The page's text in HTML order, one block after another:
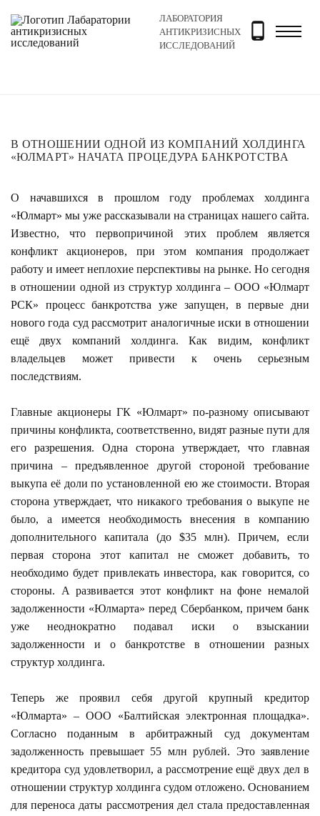
ЛАБОРАТОРИЯ
АНТИКРИЗИСНЫХ
ИССЛЕДОВАНИЙ
Главная Новости и блог Новости В отношении
В ОТНОШЕНИИ ОДНОЙ ИЗ КОМПАНИЙ ХОЛДИНГА
«ЮЛМАРТ» НАЧАТА ПРОЦЕДУРА БАНКРОТСТВА
О начавшихся в прошлом году проблемах холдинга
«Юлмарт» мы уже рассказывали на страницах нашего сайта.
Известно, что первопричиной этих проблем является
конфликт акционеров, при этом компания продолжает
работу и имеет неплохие перспективы на рынке. Но сегодня
в отношении одной из структур холдинга – ООО «Юлмарт
РСК» процесс банкротства уже запущен, в первые дни
нового года суд рассмотрит аналогичные иски в отношении
ещё двух компаний холдинга. Как видим, конфликт
владельцев может привести к очень серьезным
последствиям.
Главные акционеры ГК «Юлмарт» по-разному описывают
причины конфликта, соответственно, видят разные пути для
его разрешения. Одна сторона утверждает, что главная
причина – предъявленное другой стороной требование
выкупа её доли по установленной ею же стоимости. Вторая
сторона утверждает, что никакого требования о выкупе не
было, а имеется необходимость внесения в компанию
дополнительного капитала (до $35 млн). Причем, если
первая сторона этот капитал не сможет добавить, то
необходимо будет привлекать инвестора, как говорится, со
стороны. А развивается этот конфликт на фоне немалой
задолженности «Юлмарта» перед Сбербанком, причем банк
уже неоднократно подавал иски о взыскании
задолженности и о банкротстве в отношении разных
структур холдинга.
Теперь же проявил себя другой крупный кредитор
«Юлмарта» – ООО «Балтийская электронная площадка».
Согласно поданным в арбитражный суд документам
задолженность превышает 55 млн рублей. Это заявление
кредитора суд удовлетворил, а рассмотрение ещё двух дел в
отношении структур холдинга судом отложено. Основанием
для переноса даты рассмотрения дел стала предоставленная